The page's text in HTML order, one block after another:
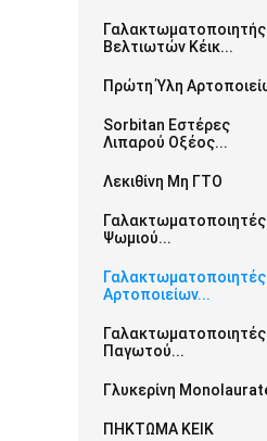
Γαλακτωματοποιητής
Βελτιωτών Κέικ...
Πρώτη Ύλη
Sorbitan Εστέρες
Λιπαρού Οξέος...
Λεκιθίνη Μη ΓΤΟ
Γαλακτωματοποιητές
Ψωμιού...
Γαλακτωματοποιητές
Αρτοποιείων...
Γαλακτωματοποιητές
Παγωτού...
Γλυκερίνη
ΠΗΚΤΩΜΑ ΚΕΙΚ